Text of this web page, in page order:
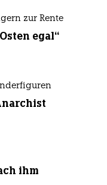
zur Rente
egal“
ihm